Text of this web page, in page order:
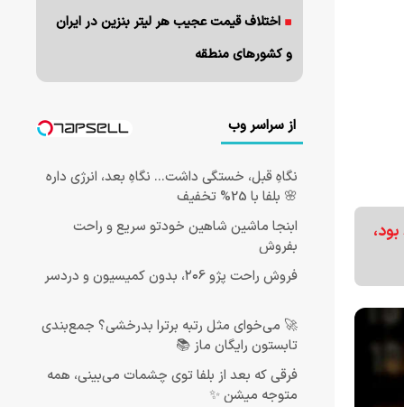
اختلاف قیمت عجیب هر لیتر بنزین در ایران
و کشورهای منطقه
از سراسر وب
نگاهِ قبل، خستگی داشت... نگاهِ بعد، انرژی داره
🌸 بلفا با 25% تخفیف
ابنجا ماشین شاهین خودتو سریع و راحت
بفروش
فروش راحت پژو ۲۰6، بدون کمیسیون و دردسر
🚀 می‌خوای مثل رتبه برترا بدرخشی؟ جمع‌بندی
تابستون رایگان ماز 📚
فرقی که بعد از بلفا توی چشمات می‌بینی، همه
متوجه میشن ✨